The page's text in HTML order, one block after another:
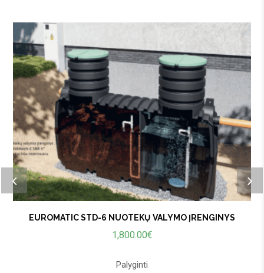
EUROMATIC STD-6 NUOTEKŲ VALYMO ĮRENGINYS
1,800.00€
Palyginti